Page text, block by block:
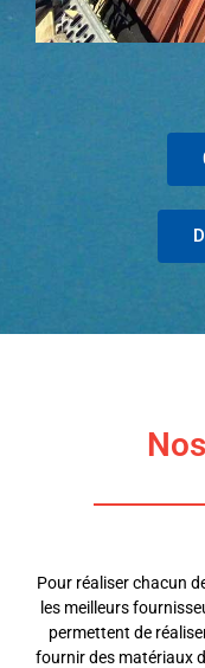
Pour réaliser chacun
les meilleurs
permettent de
fournir des matériaux